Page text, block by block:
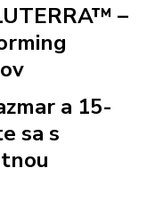
–
a 15-
sa s